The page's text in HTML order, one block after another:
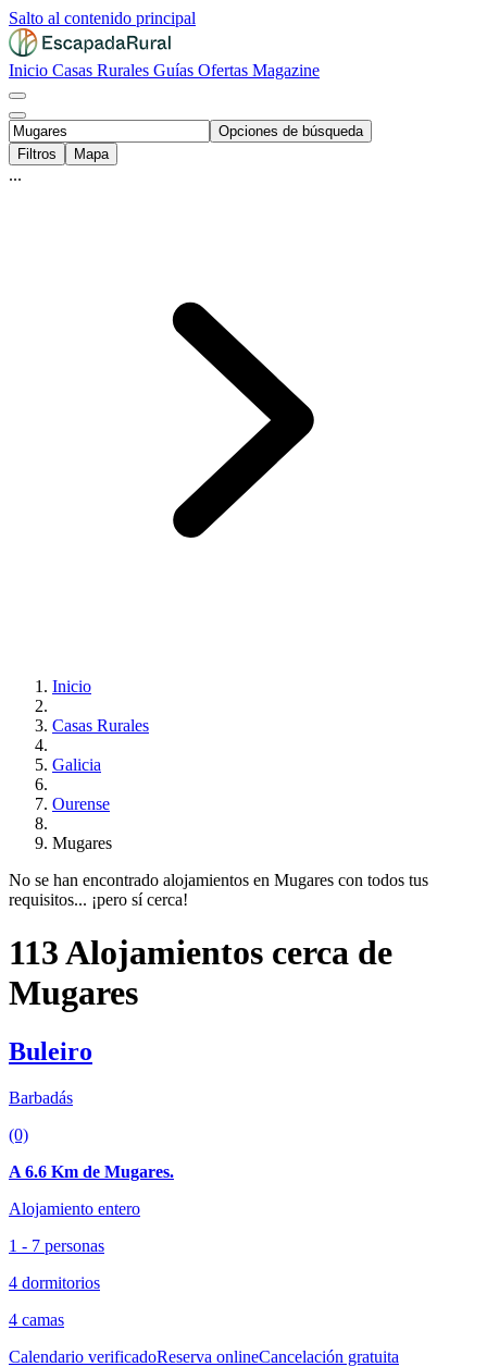
Salto al contenido principal
Inicio Casas Rurales Guías Ofertas Magazine
Opciones de búsqueda
Filtros
Mapa
...
Inicio
Casas Rurales
Galicia
Ourense
Mugares
No se han encontrado alojamientos en Mugares con todos tus
requisitos... ¡pero sí cerca!
113 Alojamientos cerca de
Mugares
Buleiro
Barbadás
(0)
A 6.6 Km de Mugares.
Alojamiento entero
1 - 7 personas
4 dormitorios
4 camas
Calendario verificadoReserva onlineCancelación gratuita